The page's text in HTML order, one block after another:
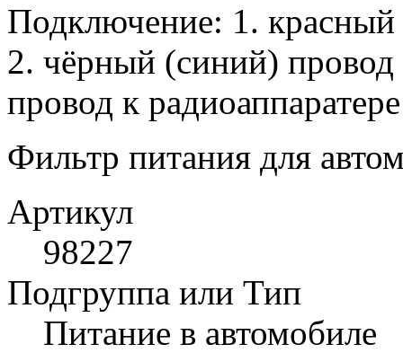
Подключение: 1. красный
2. чёрный (синий)
провод к радиоаппаратере
Фильтр питания для
Артикул
98227
Подгруппа или Тип
Питание в автомобиле